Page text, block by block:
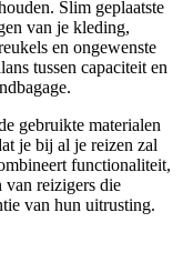
Slim geplaatste
van je kleding,
en ongewenste
tussen capaciteit en
gebruikte materialen
je bij al je reizen zal
functionaliteit,
van reizigers die
van hun uitrusting.